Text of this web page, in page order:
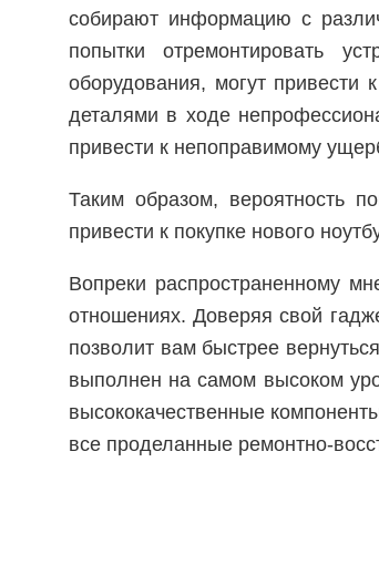
собирают информацию с
попытки отремонтировать
оборудования, могут
деталями в ходе
привести к непоправимому
Таким образом, вероятность
привести к покупке нового
Вопреки распространенному
отношениях. Доверяя свой
позволит вам быстрее
выполнен на самом высоком
высококачественные
все проделанные ремонтно-